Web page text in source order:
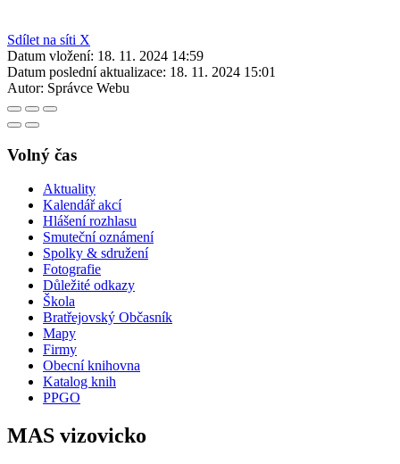
Sdílet na síti X
Datum vložení: 18. 11. 2024 14:59
Datum poslední aktualizace: 18. 11. 2024 15:01
Autor: Správce Webu
Volný čas
Aktuality
Kalendář akcí
Hlášení rozhlasu
Smuteční oznámení
Spolky & sdružení
Fotografie
Důležité odkazy
Škola
Bratřejovský Občasník
Mapy
Firmy
Obecní knihovna
Katalog knih
PPGO
MAS vizovicko